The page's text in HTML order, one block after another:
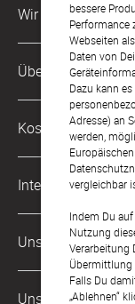
bessere
Performance
Webseiten
Daten von
Dazu kann
Adresse) an
werden,
vergleichbar
Indem Du
Nutzung
Verarbeitung
Übermittlung
Falls Du
„Ablehnen“
Wir sind für Dich
0221 956 725
Mo. - Fr. von 9
Über Uns
Philosophie
Karriere
Impressum
AGB &
Zahlung &
Datenschutz
Kostenlose
Musterkarten
Digitale
FAQ & Hilfe
International
Österreich
Schweiz
Frankreich
Unsere
Unsere Partner